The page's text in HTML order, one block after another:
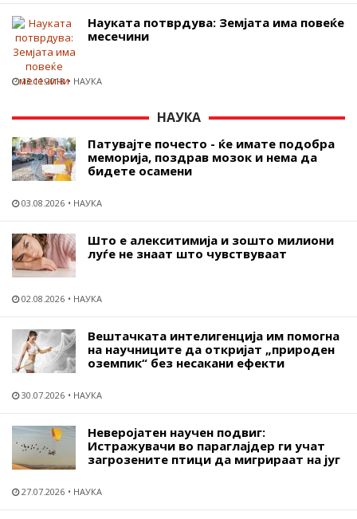
Науката потврдува: Земјата има повеќе
месечини
13.11.2018 НАУКА
НАУКА
Патувајте почесто - ќе имате подобра
меморија, поздрав мозок и нема да
бидете осамени
03.08.2026 НАУКА
Што е алекситимија и зошто милиони
луѓе не знаат што чувствуваат
02.08.2026 НАУКА
Вештачката интелигенција им помогна
на научниците да откријат „природен
оземпик“ без несакани ефекти
30.07.2026 НАУКА
Неверојатен научен подвиг:
Истражувачи во параглајдер ги учат
загрозените птици да мигрираат на југ
27.07.2026 НАУКА